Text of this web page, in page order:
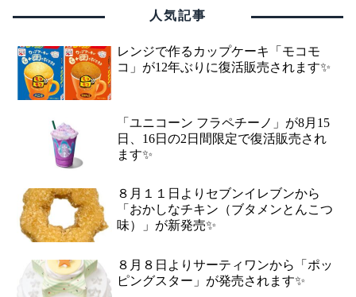
人気記事
レンジで作るカップケーキ「モコモ
コ」が12年ぶりに復活販売されます✨
「ユニコーン フラペチーノ」が8月15
日、16日の2日間限定で復活販売され
ます✨
８月１１日よりセブンイレブンから
「おかしなチキン（ブタメンとんこつ
味）」が新発売✨
８月８日よりサーティワンから「ポッ
ピングスター」が発売されます✨